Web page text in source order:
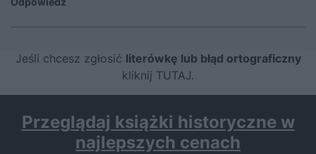
Jeśli chcesz zgłosić literówkę lub błąd ortograficzny
kliknij TUTAJ.
Przeglądaj książki historyczne w
najlepszych cenach